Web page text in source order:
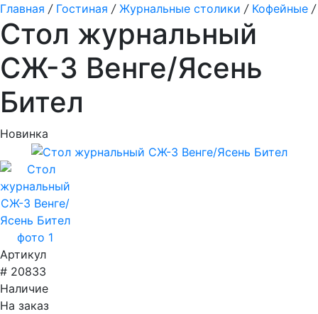
Главная / Гостиная / Журнальные столики / Кофейные /
Стол журнальный
СЖ-3 Венге/Ясень
Бител
Новинка
Артикул
# 20833
Наличие
На заказ